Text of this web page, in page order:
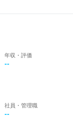
年収・評価
--
社員・管理職
--